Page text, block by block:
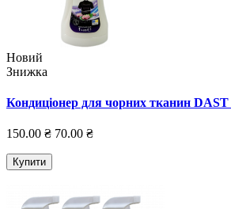
Новий
Знижка
Кондиціонер для чорних тканин DAST
150.00 ₴ 70.00 ₴
Купити